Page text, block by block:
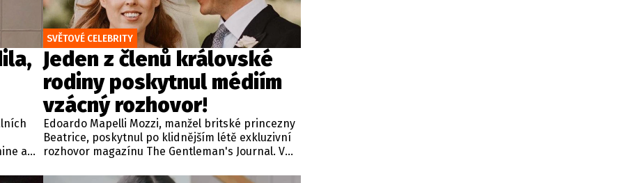
a
SVĚTOVÉ CELEBRITY
Jeden z členů královské
rodiny poskytnul médiím
vzácný rozhovor!
Edoardo Mapelli Mozzi, manžel britské princezny
Beatrice, poskytnul po klidnějším létě exkluzivní
rozhovor magazínu The Gentleman's Journal. V
osobní hodnoty odkryl své soukromí, oblíbené